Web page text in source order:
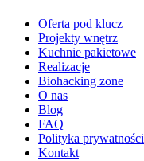
Oferta pod klucz
Projekty wnętrz
Kuchnie pakietowe
Realizacje
Biohacking zone
O nas
Blog
FAQ
Polityka prywatności
Kontakt